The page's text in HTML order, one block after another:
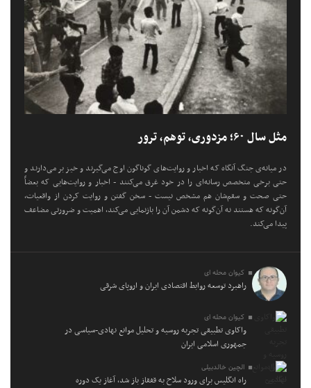
مثل سال ۶۰؛ مزدوری، توهم، ترور
در میانه‌ی جنگ آنگاه که اخبار و روایت‌های گوناگون اوج می‌گیرند و خیز بر می‌دارند و
حتی برخی متخصص رسانه‌ای را در خود غرق می‌کنند - اخبار و روایت‌هایی که بعضاً
حتی صحت و سقم‌شان هم مشخص نیست - سخن گفتن و روایت کردن از واقعیات،
آن‌گونه که هستند نه آن‌گونه که دشمن آن را بازنمایی می‌کند، اهمیت و ضرورتی مضاعف
پیدا می‌کند.
کیوان محله ای
راهبرد توسعه روابط اقتصادی ایران و اروپای شرقی
کیوان محله ای
واکاوی تطبیقی تجربه روسیه و تحلیل موانع نهادی-سیاسی در
جمهوری اسلامی ایران
الچین خالدبیلی
راه انگلیس برای ورود سلاح به قفقاز باز شد، آغاز یک دوره